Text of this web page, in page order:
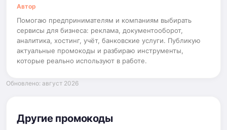
Автор
Помогаю предпринимателям и компаниям выбирать
сервисы для бизнеса: реклама, документооборот,
аналитика, хостинг, учёт, банковские услуги. Публикую
актуальные промокоды и разбираю инструменты,
которые реально используют в работе.
Обновлено: август 2026
Другие промокоды